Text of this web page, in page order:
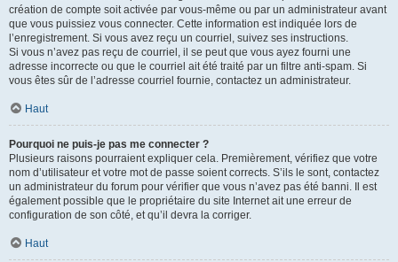
création de compte soit activée par vous-même ou par un administrateur avant
que vous puissiez vous connecter. Cette information est indiquée lors de
l’enregistrement. Si vous avez reçu un courriel, suivez ses instructions.
Si vous n’avez pas reçu de courriel, il se peut que vous ayez fourni une
adresse incorrecte ou que le courriel ait été traité par un filtre anti-spam. Si
vous êtes sûr de l’adresse courriel fournie, contactez un administrateur.
Haut
Pourquoi ne puis-je pas me connecter ?
Plusieurs raisons pourraient expliquer cela. Premièrement, vérifiez que votre
nom d’utilisateur et votre mot de passe soient corrects. S’ils le sont, contactez
un administrateur du forum pour vérifier que vous n’avez pas été banni. Il est
également possible que le propriétaire du site Internet ait une erreur de
configuration de son côté, et qu’il devra la corriger.
Haut